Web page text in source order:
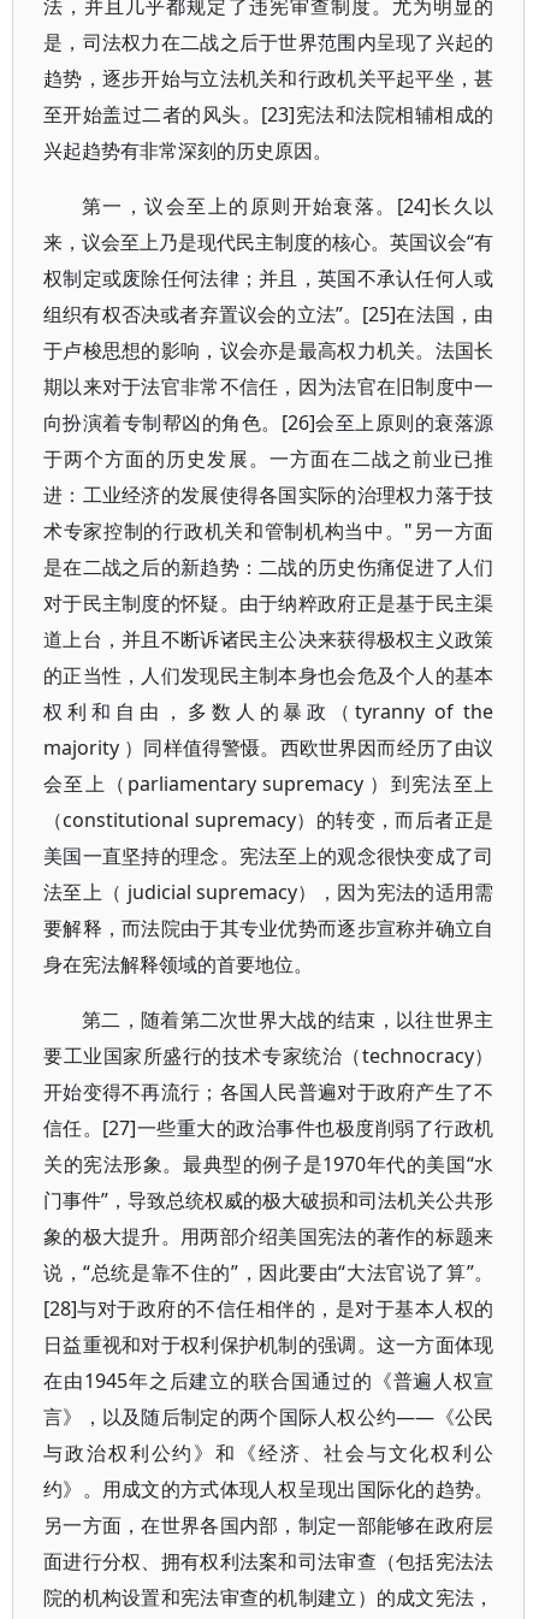
法，并且几乎都规定了违宪审查制度。尤为明显的
是，司法权力在二战之后于世界范围内呈现了兴起的
趋势，逐步开始与立法机关和行政机关平起平坐，甚
至开始盖过二者的风头。[23]宪法和法院相辅相成的
兴起趋势有非常深刻的历史原因。
第一，议会至上的原则开始衰落。[24]长久以
来，议会至上乃是现代民主制度的核心。英国议会“有
权制定或废除任何法律；并且，英国不承认任何人或
组织有权否决或者弃置议会的立法”。[25]在法国，由
于卢梭思想的影响，议会亦是最高权力机关。法国长
期以来对于法官非常不信任，因为法官在旧制度中一
向扮演着专制帮凶的角色。[26]会至上原则的衰落源
于两个方面的历史发展。一方面在二战之前业已推
进：工业经济的发展使得各国实际的治理权力落于技
术专家控制的行政机关和管制机构当中。"另一方面
是在二战之后的新趋势：二战的历史伤痛促进了人们
对于民主制度的怀疑。由于纳粹政府正是基于民主渠
道上台，并且不断诉诸民主公决来获得极权主义政策
的正当性，人们发现民主制本身也会危及个人的基本
权利和自由，多数人的暴政（tyranny of the
majority ）同样值得警慑。西欧世界因而经历了由议
会至上（parliamentary supremacy ）到宪法至上
（constitutional supremacy）的转变，而后者正是
美国一直坚持的理念。宪法至上的观念很快变成了司
法至上（ judicial supremacy），因为宪法的适用需
要解释，而法院由于其专业优势而逐步宣称并确立自
身在宪法解释领域的首要地位。
第二，随着第二次世界大战的结束，以往世界主
要工业国家所盛行的技术专家统治（technocracy）
开始变得不再流行；各国人民普遍对于政府产生了不
信任。[27]一些重大的政治事件也极度削弱了行政机
关的宪法形象。最典型的例子是1970年代的美国“水
门事件”，导致总统权威的极大破损和司法机关公共形
象的极大提升。用两部介绍美国宪法的著作的标题来
说，“总统是靠不住的”，因此要由“大法官说了算”。
[28]与对于政府的不信任相伴的，是对于基本人权的
日益重视和对于权利保护机制的强调。这一方面体现
在由1945年之后建立的联合国通过的《普遍人权宣
言》，以及随后制定的两个国际人权公约——《公民
与政治权利公约》和《经济、社会与文化权利公
约》。用成文的方式体现人权呈现出国际化的趋势。
另一方面，在世界各国内部，制定一部能够在政府层
面进行分权、拥有权利法案和司法审查（包括宪法法
院的机构设置和宪法审查的机制建立）的成文宪法，